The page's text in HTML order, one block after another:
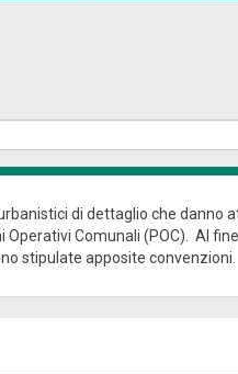
di dettaglio che danno
Comunali (POC). Al
stipulate apposite convenzioni.